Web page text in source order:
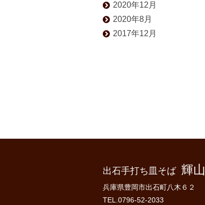
2020年12月
2020年8月
2017年12月
出石手打ち皿そば 輝山
兵庫県豊岡市出石町八木６２
TEL.0796-52-2033